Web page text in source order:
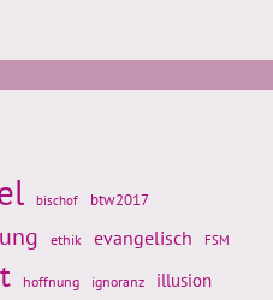
bischof btw2017
ethik evangelisch FSM
hoffnung ignoranz illusion